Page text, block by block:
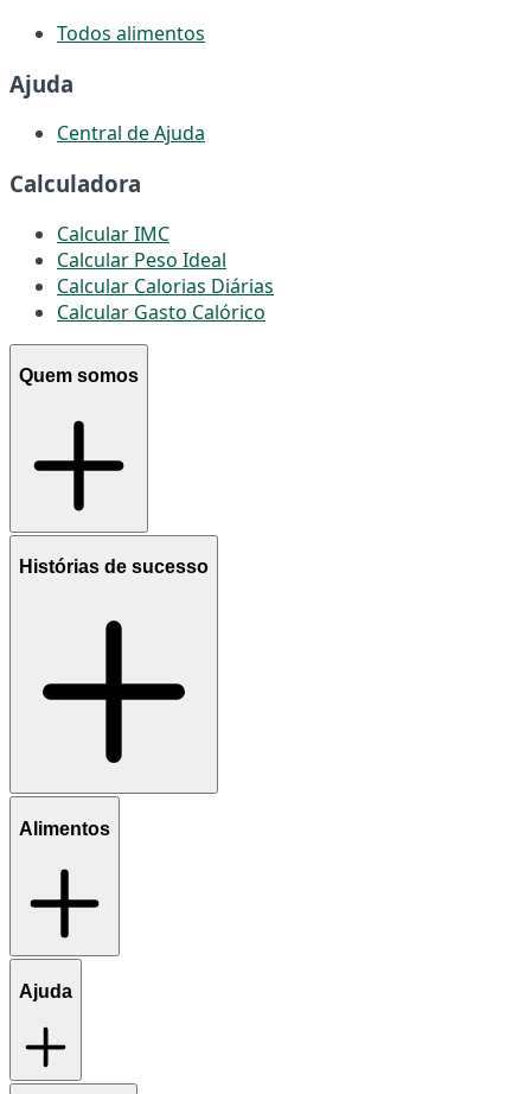
Todos alimentos
Ajuda
Central de Ajuda
Calculadora
Calcular IMC
Calcular Peso Ideal
Calcular Calorias Diárias
Calcular Gasto Calórico
Quem somos
Histórias de sucesso
Alimentos
Ajuda